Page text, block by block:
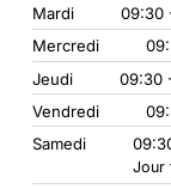
Mardi
09:30
Mercredi
Jeudi
09:30
Vendredi
Samedi
Jour